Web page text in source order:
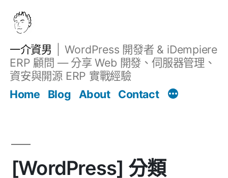
一介資男
WordPress 開發者 & iDempiere
ERP 顧問 — 分享 Web 開發、伺服器管理、
資安與開源 ERP 實戰經驗
Home
Blog About Contact
[WordPress] 分類
文章